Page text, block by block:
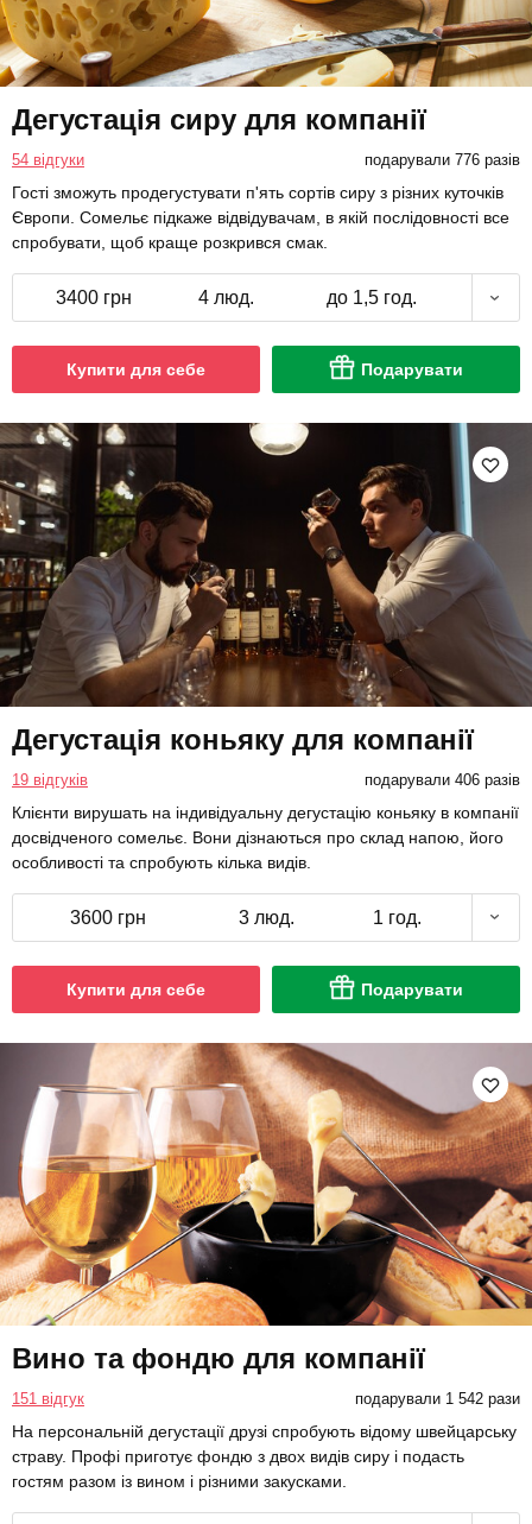
Дегустація сиру для компанії
54 відгуки подарували 776 разів
Гості зможуть продегустувати п'ять сортів сиру з різних куточків
Європи. Сомельє підкаже відвідувачам, в якій послідовності все
спробувати, щоб краще розкрився смак.
3400 грн 4 люд. до 1,5 год.
Купити для себе Подарувати
Дегустація коньяку для компанії
19 відгуків подарували 406 разів
Клієнти вирушать на індивідуальну дегустацію коньяку в компанії
досвідченого сомельє. Вони дізнаються про склад напою, його
особливості та спробують кілька видів.
3600 грн 3 люд. 1 год.
Купити для себе Подарувати
Вино та фондю для компанії
151 відгук подарували 1 542 рази
На персональній дегустації друзі спробують відому швейцарську
страву. Профі приготує фондю з двох видів сиру і подасть
гостям разом із вином і різними закусками.